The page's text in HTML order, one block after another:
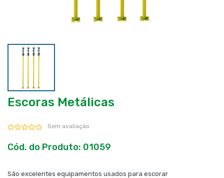
Escoras Metálicas
Sem avaliação
Cód. do Produto: 01059
São excelentes equipamentos usados para escorar